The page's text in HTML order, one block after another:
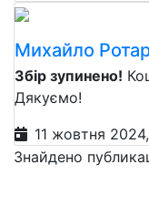
Михайло
Збір зупинено!
Дякуємо!
11 жовтня
Знайдено